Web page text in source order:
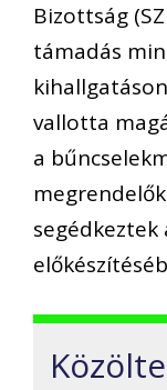
Bizottság
támadás
vallotta
a